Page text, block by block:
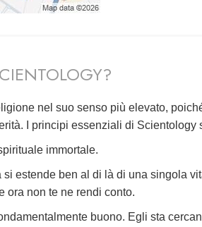
nel suo senso più elevato,
I principi essenziali di Scientology
immortale.
si estende ben al di là di una singola
ora non te ne rendi conto.
buono. Egli sta